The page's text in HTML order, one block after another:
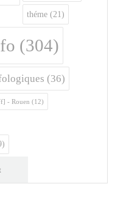
théme (21)
(304)
(36)
- Rouen (12)